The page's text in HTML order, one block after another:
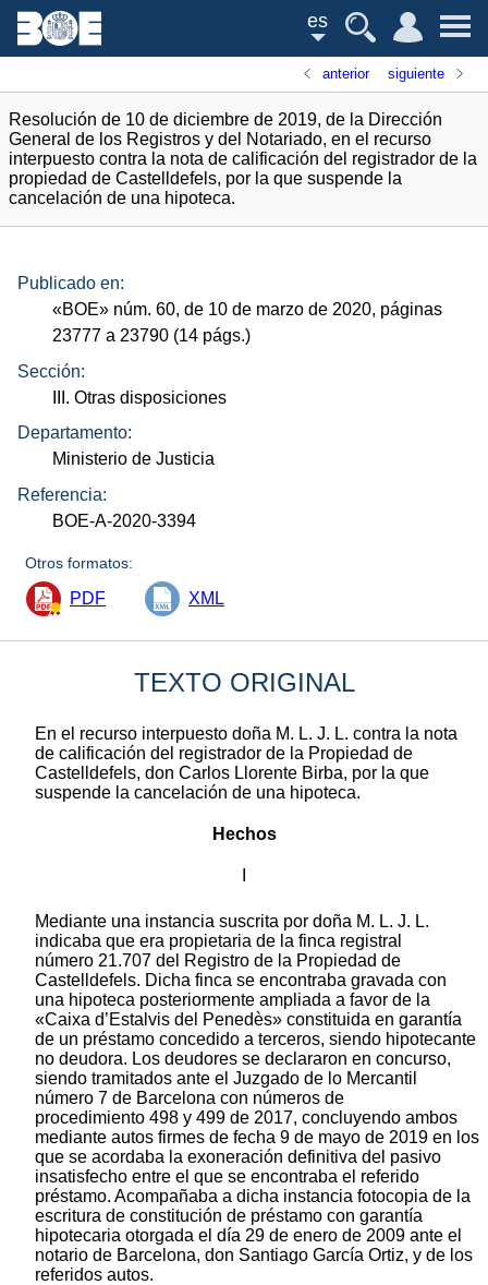
es
anterior siguiente
Resolución de 10 de diciembre de 2019, de la Dirección
General de los Registros y del Notariado, en el recurso
interpuesto contra la nota de calificación del registrador de la
propiedad de Castelldefels, por la que suspende la
cancelación de una hipoteca.
Publicado en:
«BOE» núm. 60, de 10 de marzo de 2020, páginas
23777 a 23790 (14 págs.)
Sección:
III. Otras disposiciones
Departamento:
Ministerio de Justicia
Referencia:
BOE-A-2020-3394
Otros formatos:
PDF XML
TEXTO ORIGINAL
En el recurso interpuesto doña M. L. J. L. contra la nota
de calificación del registrador de la Propiedad de
Castelldefels, don Carlos Llorente Birba, por la que
suspende la cancelación de una hipoteca.
Hechos
Mediante una instancia suscrita por doña M. L. J. L.
indicaba que era propietaria de la finca registral
número 21.707 del Registro de la Propiedad de
Castelldefels. Dicha finca se encontraba gravada con
una hipoteca posteriormente ampliada a favor de la
«Caixa d’Estalvis del Penedès» constituida en garantía
de un préstamo concedido a terceros, siendo hipotecante
no deudora. Los deudores se declararon en concurso,
siendo tramitados ante el Juzgado de lo Mercantil
número 7 de Barcelona con números de
procedimiento 498 y 499 de 2017, concluyendo ambos
mediante autos firmes de fecha 9 de mayo de 2019 en los
que se acordaba la exoneración definitiva del pasivo
insatisfecho entre el que se encontraba el referido
préstamo. Acompañaba a dicha instancia fotocopia de la
escritura de constitución de préstamo con garantía
hipotecaria otorgada el día 29 de enero de 2009 ante el
notario de Barcelona, don Santiago García Ortiz, y de los
referidos autos.